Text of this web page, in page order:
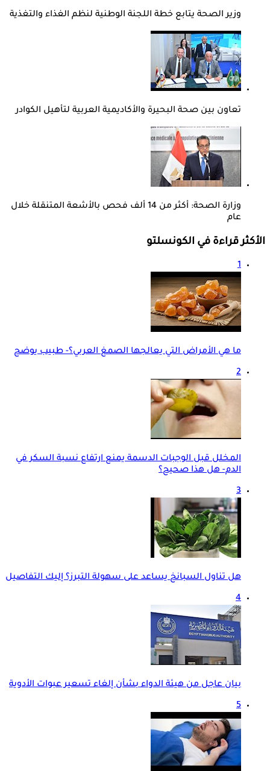
وزير الصحة يتابع خطة اللجنة الوطنية لنظم الغذاء والتغذية
تعاون بين صحة البحيرة والأكاديمية العربية لتأهيل الكوادر
وزارة الصحة: أكثر من 14 ألف فحص بالأشعة المتنقلة خلال
عام
الأكثر قراءة في الكونسلتو
1
ما هي الأمراض التي يعالجها الصمغ العربي؟- طبيب يوضح
2
المخلل قبل الوجبات الدسمة يمنع ارتفاع نسبة السكر في
الدم- هل هذا صحيح؟
3
هل تناول السبانخ يساعد على سهولة التبرز؟ إليك التفاصيل
4
بيان عاجل من هيئة الدواء بشأن إلغاء تسعير عبوات الأدوية
5